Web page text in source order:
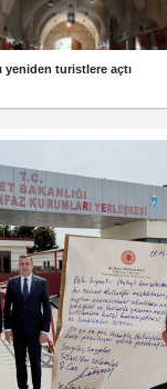
yeniden turistlere açtı